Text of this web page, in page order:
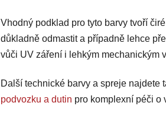
Vhodný podklad pro tyto barvy tvoří
důkladně odmastit a případně lehce
vůči UV záření i lehkým mechanickým
Další technické barvy a spreje najdete
podvozku a dutin pro komplexní péči o